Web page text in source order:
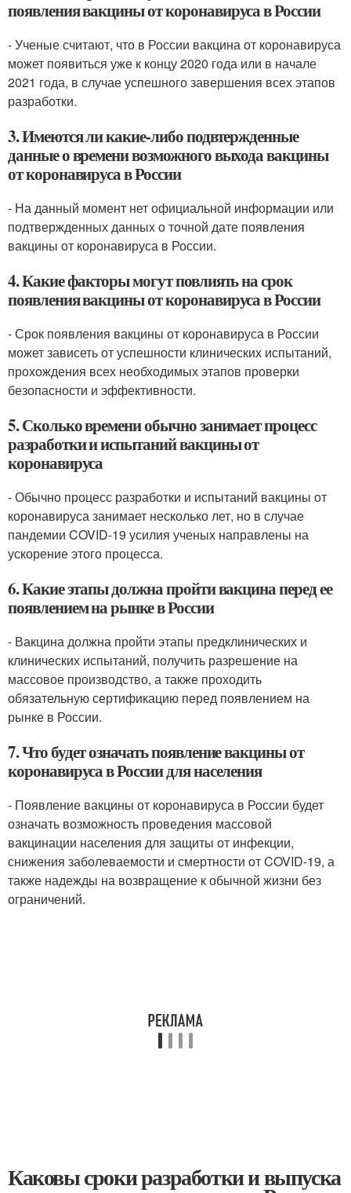
появления вакцины от коронавируса в России
- Ученые считают, что в России вакцина от коронавируса
может появиться уже к концу 2020 года или в начале
2021 года, в случае успешного завершения всех этапов
разработки.
3. Имеются ли какие-либо подвтержденные
данные о времени возможного выхода вакцины
от коронавируса в России
- На данный момент нет официальной информации или
подтвержденных данных о точной дате появления
вакцины от коронавируса в России.
4. Какие факторы могут повлиять на срок
появления вакцины от коронавируса в России
- Срок появления вакцины от коронавируса в России
может зависеть от успешности клинических испытаний,
прохождения всех необходимых этапов проверки
безопасности и эффективности.
5. Сколько времени обычно занимает процесс
разработки и испытаний вакцины от
коронавируса
- Обычно процесс разработки и испытаний вакцины от
коронавируса занимает несколько лет, но в случае
пандемии COVID-19 усилия ученых направлены на
ускорение этого процесса.
6. Какие этапы должна пройти вакцина перед ее
появлением на рынке в России
- Вакцина должна пройти этапы предклинических и
клинических испытаний, получить разрешение на
массовое производство, а также проходить
обязательную сертификацию перед появлением на
рынке в России.
7. Что будет означать появление вакцины от
коронавируса в России для населения
- Появление вакцины от коронавируса в России будет
означать возможность проведения массовой
вакцинации населения для защиты от инфекции,
снижения заболеваемости и смертности от COVID-19, а
также надежды на возвращение к обычной жизни без
ограничений.
Каковы сроки разработки и выпуска